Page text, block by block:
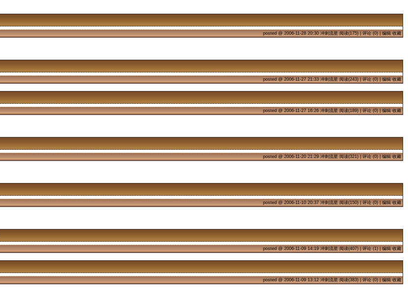
posted @2006-11-28 20:30冲刺流星 阅读(175) |评论 (0)|编辑 收藏
posted @2006-11-27 21:33冲刺流星 阅读(243) |评论 (0)|编辑 收藏
posted @2006-11-27 16:26冲刺流星 阅读(189) |评论 (0)|编辑 收藏
posted @2006-11-20 21:29冲刺流星 阅读(321) |评论 (0)|编辑 收藏
posted @2006-11-10 20:37冲刺流星 阅读(150) |评论 (0)|编辑 收藏
posted @2006-11-09 14:19冲刺流星 阅读(407) |评论 (1)|编辑 收藏
posted @2006-11-09 13:12冲刺流星 阅读(383) |评论 (0)|编辑 收藏